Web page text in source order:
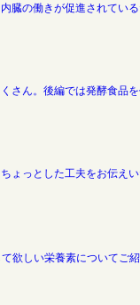
の働きが促進されてい
ん。後編では発酵食品
っとした工夫をお伝
欲しい栄養素について